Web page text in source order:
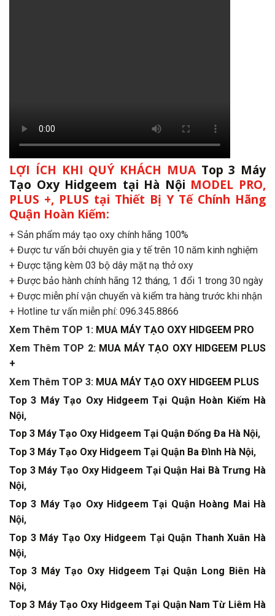
LỢI ÍCH KHI QUÝ KHÁCH MUA Top 3 Máy
Tạo Oxy Hidgeem tại Hà Nội MODEL PRO,
PLUS +, PLUS tại Thiết Bị Y Tế Chính Hãng
Quận Hoàn Kiếm:
+ Sản phẩm máy tạo oxy chính hãng 100%
+ Được tư vấn bởi chuyên gia y tế trên 10 năm kinh nghiệm
+ Được tặng kèm 03 bộ dây mặt nạ thở oxy
+ Được bảo hành chính hãng 12 tháng, 1 đổi 1 trong 30 ngày
+ Được miễn phí vận chuyển và kiểm tra hàng trước khi nhận
+ Hotline tư vấn miễn phí: 096.345.8866
Xem Thêm TOP 1: MUA MÁY TẠO OXY HIDGEEM PRO
Xem Thêm TOP 2: MUA MÁY TẠO OXY HIDGEEM PLUS
+
Xem Thêm TOP 3: MUA MÁY TẠO OXY HIDGEEM PLUS
Top 3 Máy Tạo Oxy Hidgeem Tại Quận Hoàn Kiếm Hà
Nội,
Top 3 Máy Tạo Oxy Hidgeem Tại Quận Đống Đa Hà Nội,
Top 3 Máy Tạo Oxy Hidgeem Tại Quận Ba Đình Hà Nội,
Top 3 Máy Tạo Oxy Hidgeem Tại Quận Hai Bà Trưng Hà
Nội,
Top 3 Máy Tạo Oxy Hidgeem Tại Quận Hoàng Mai Hà
Nội,
Top 3 Máy Tạo Oxy Hidgeem Tại Quận Thanh Xuân Hà
Nội,
Top 3 Máy Tạo Oxy Hidgeem Tại Quận Long Biên Hà
Nội,
Top 3 Máy Tạo Oxy Hidgeem Tại Quận Nam Từ Liêm Hà